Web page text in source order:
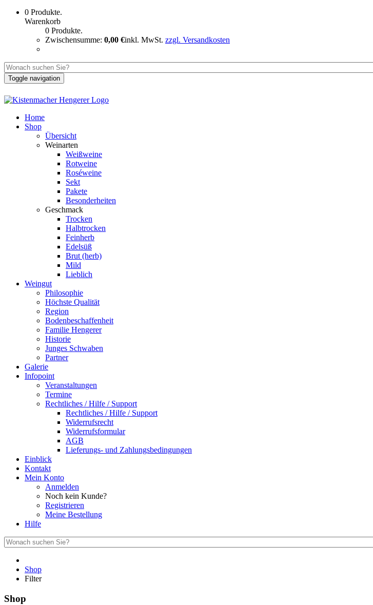
0 Produkte.
Warenkorb
0 Produkte.
Zwischensumme: 0,00 €inkl. MwSt. zzgl. Versandkosten
Toggle navigation
Home
Shop
Übersicht
Weinarten
Weißweine
Rotweine
Roséweine
Sekt
Pakete
Besonderheiten
Geschmack
Trocken
Halbtrocken
Feinherb
Edelsüß
Brut (herb)
Mild
Lieblich
Weingut
Philosophie
Höchste Qualität
Region
Bodenbeschaffenheit
Familie Hengerer
Historie
Junges Schwaben
Partner
Galerie
Infopoint
Veranstaltungen
Termine
Rechtliches / Hilfe / Support
Rechtliches / Hilfe / Support
Widerrufsrecht
Widerrufsformular
AGB
Lieferungs- und Zahlungsbedingungen
Einblick
Kontakt
Mein Konto
Anmelden
Noch kein Kunde?
Registrieren
Meine Bestellung
Hilfe
Shop
Filter
Shop